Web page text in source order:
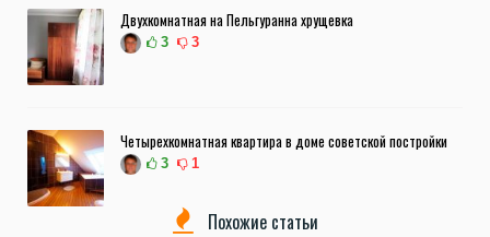
Двухкомнатная на Пельгуранна хрущевка
3 3
Четырехкомнатная квартира в доме советской постройки
3 1
Похожие статьи